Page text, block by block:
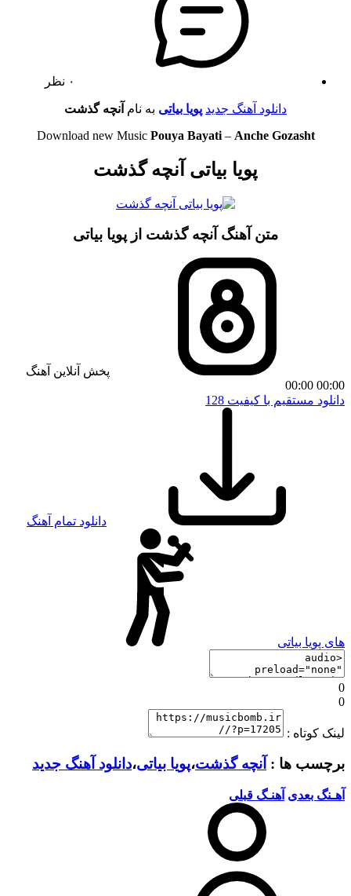
دانلود آهنگ جدید پویا بیاتی به نام آنچه گذشت
Download new Music Pouya Bayati– Anche Gozasht
پویا بیاتی آنچه گذشت
متن آهنگ آنچه گذشت از پویا بیاتی
پخش آنلاین آهنگ
00:00
00:00
دانلود مستقیم با کیفیت 128
دانلود تمام آهنگ
های پویا بیاتی
0
0
لینک کوتاه :
برچسب ها : آنچه گذشت،پویا بیاتی،دانلود آهنگ جدید
آهـنگ بعدی آهنـگ قبلی